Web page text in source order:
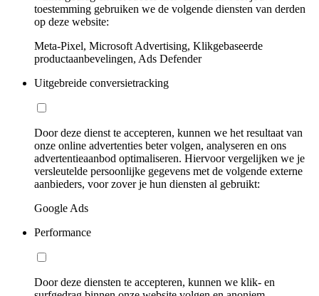
toestemming gebruiken we de volgende diensten van derden
op deze website:
Meta-Pixel, Microsoft Advertising, Klikgebaseerde
productaanbevelingen, Ads Defender
Uitgebreide conversietracking
Door deze dienst te accepteren, kunnen we het resultaat van
onze online advertenties beter volgen, analyseren en ons
advertentieaanbod optimaliseren. Hiervoor vergelijken we je
versleutelde persoonlijke gegevens met de volgende externe
aanbieders, voor zover je hun diensten al gebruikt:
Google Ads
Performance
Door deze diensten te accepteren, kunnen we klik- en